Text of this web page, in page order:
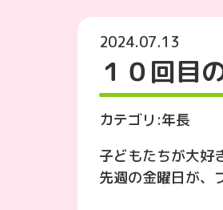
2024.07.13
１０回目
カテゴリ:年長
子どもたちが大好
先週の金曜日が、